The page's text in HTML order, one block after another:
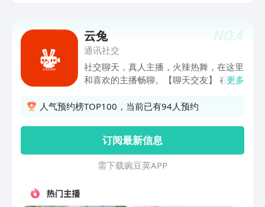
哦。 「多元榜单：快速get热门创作趋
势」 热门影视陈情令、全职高手、庆余
年;热播新番鬼灭之刃、凹凸世界、文豪
野犬;热门游戏王者荣耀、食物语、明日
方舟、 第五人格……LOFTER全网独家二
容和趋势。最长尾的剧集，最长情的作
洞，尽在LOFTER二次衍生创作榜。 「创
作者友好社区，为你的热爱赋能」
LOFTER为创作者提供包含版权保护功
方的发现卡牌中优先推荐，并在对方谁喜
欢我列表中置顶展示 •「今日反悔」点击
今日反悔，您将可以查看当日所有左划记
录 •「身份标识」昵称处会出现VIP独有
皇冠标识并突出显示 •「高级筛选」您可
以按照对方星座、照片数量、是否发过动
态和是否是VIP用户进行高级筛选
NO.4
云兔
通讯社交
社交聊天，真人主播，火辣热舞，在这里
和喜欢的主播畅聊。【聊天交友】 在线
优质直播内容，轻松发现热门主播【附近
更多
人气预约榜TOP100，当前已有94人预约
订阅最新信息
需 下 载 豌 豆 荚 A P P